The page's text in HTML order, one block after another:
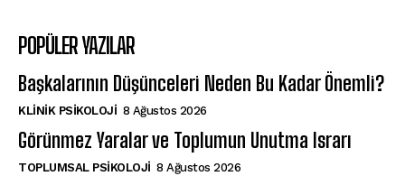
POPÜLER YAZILAR
Başkalarının Düşünceleri Neden Bu Kadar Önemli?
KLINIK PSIKOLOJI 8 Ağustos 2026
Görünmez Yaralar ve Toplumun Unutma Israrı
TOPLUMSAL PSIKOLOJI 8 Ağustos 2026